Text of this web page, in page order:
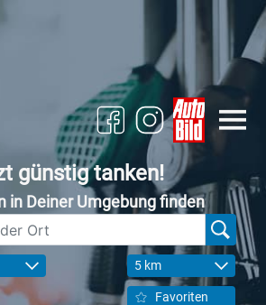
günstig tanken!
in Deiner Umgebung finden
5 km
Favoriten